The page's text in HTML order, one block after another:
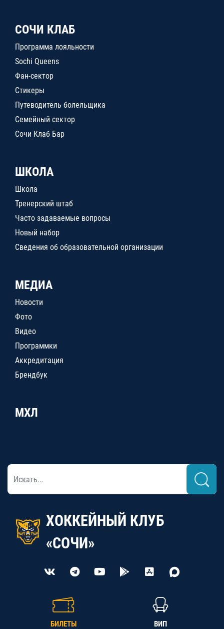
СОЧИ КЛАБ
Программа лояльности
Sochi Queens
Фан-сектор
Стикеры
Путеводитель болельщика
Семейный сектор
Сочи Клаб Бар
ШКОЛА
Школа
Тренерский штаб
Часто задаваемые вопросы
Новый набор
Сведения об образовательной организации
МЕДИА
Новости
Фото
Видео
Программки
Аккредитация
Брендбук
МХЛ
ХОККЕЙНЫЙ КЛУБ
«СОЧИ»
БИЛЕТЫ ВИП